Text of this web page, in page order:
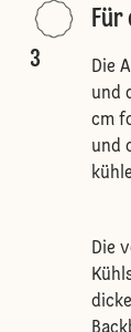
3
Für
Die
und
cm
und
Die